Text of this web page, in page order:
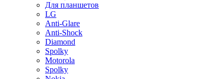
Для планшетов
LG
Anti-Glare
Anti-Shock
Diamond
Spolky
Motorola
Spolky